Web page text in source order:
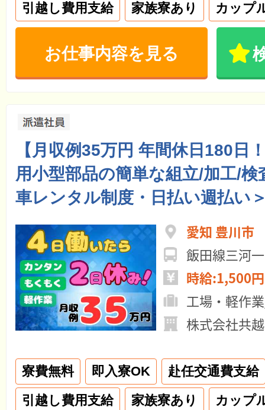
引越し費用支給
家族寮あり カップ
お仕事内容を見る
【月収例35万円 年間休日180日
用小型部品の簡単な組立/加工/検
車レンタル制度・日払い週払い
愛知 豊川市
飯田線三河
時給:1,500
工場・軽作
株式会社共
寮費無料 即入寮OK
赴任交通費支給
引越し費用支給
家族寮あり カップ